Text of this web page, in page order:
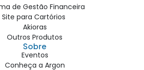
de Gestão Financeira
Site para Cartórios
Akioras
Outros Produtos
Sobre
Eventos
Conheça a Argon